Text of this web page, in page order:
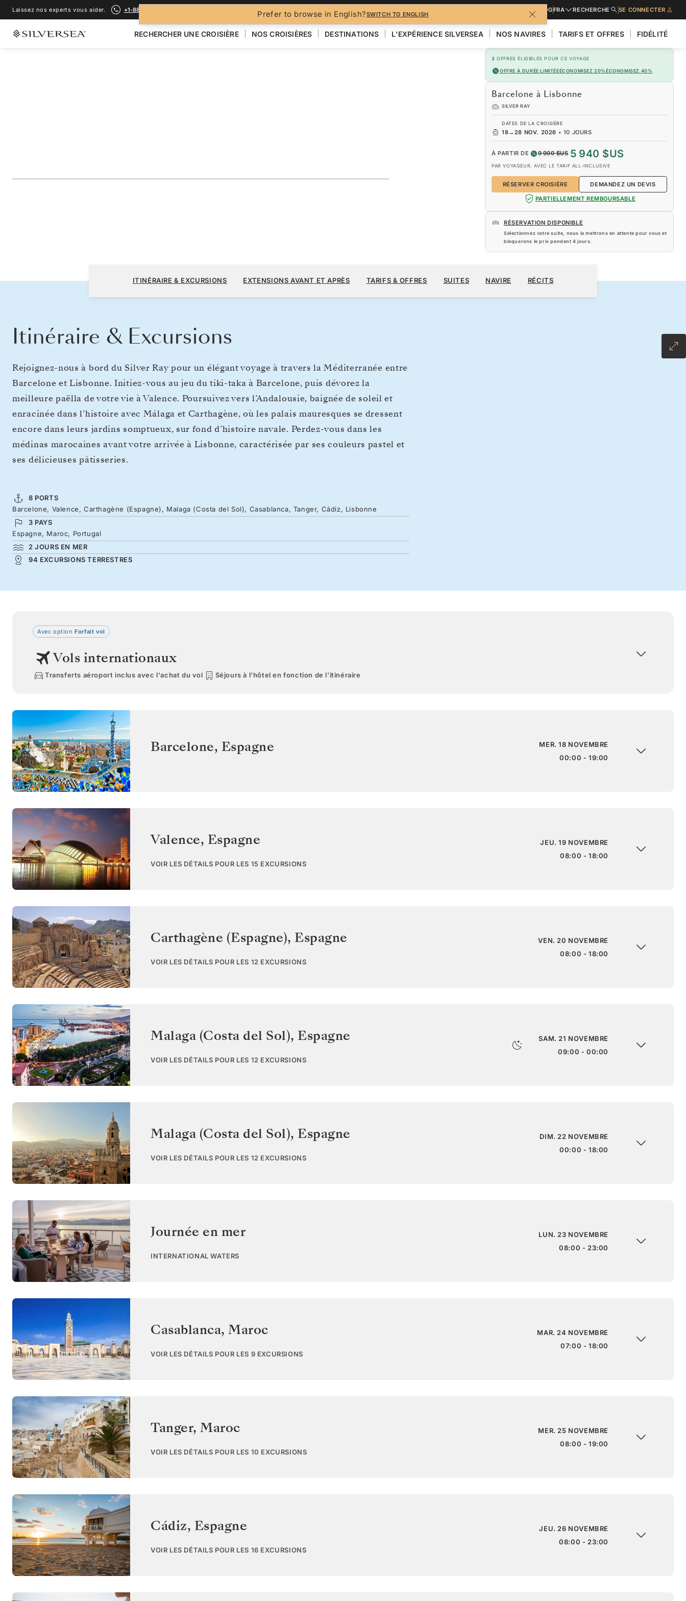
Prefer to browse in English?SWITCH TO ENGLISH
Laissez nos experts vous aider. +1-888-978-4070 BLOGFRA RECHERCHE SE CONNECTER
RECHERCHER UNE CROISIÈRE NOS CROISIÈRES DESTINATIONS L'EXPÉRIENCE SILVERSEA NOS NAVIRES TARIFS ET OFFRES FIDÉLITÉ
3 OFFRES ÉLIGIBLES POUR CE VOYAGE
OFFRE À DURÉE LIMITÉEÉCONOMISEZ 20%ÉCONOMISEZ 40%
Barcelone à Lisbonne
SILVER RAY
DATES DE LA CROISIÈRE
18→ 28 NOV. 2026 • 10 JOURS
À PARTIR DE 9 900 $US 5 940 $US
PAR VOYAGEUR, AVEC LE TARIF ALL-INCLUSIVE
RÉSERVER CROISIÈRE
DEMANDEZ UN DEVIS
PARTIELLEMENT REMBOURSABLE
RÉSERVATION DISPONIBLE
Sélectionnez votre suite, nous la mettrons en attente pour vous et
bloquerons le prix pendent4 jours.
Barcelone à Lisbonne
10 JOURS
PAR VOYAGEUR, AVEC LE TARIF ALL-INCLUSIVE
RÉSERVER CROISIÈRE
ITINÉRAIRE & EXCURSIONS EXTENSIONS AVANT ET APRÈS TARIFS & OFFRES SUITES NAVIRE RÉCITS
Itinéraire & Excursions
Rejoignez-nous à bord du Silver Ray pour un élégant voyage à travers la Méditerranée entre
Barcelone et Lisbonne. Initiez-vous au jeu du tiki-taka à Barcelone, puis dévorez la
meilleure paëlla de votre vie à Valence. Poursuivez vers l’Andalousie, baignée de soleil et
enracinée dans l’histoire avec Málaga et Carthagène, où les palais mauresques se dressent
encore dans leurs jardins somptueux, sur fond d’histoire navale. Perdez-vous dans les
médinas marocaines avant votre arrivée à Lisbonne, caractérisée par ses couleurs pastel et
ses délicieuses pâtisseries.
8 PORTS
Barcelone, Valence, Carthagène (Espagne), Malaga (Costa del Sol), Casablanca, Tanger, Cádiz, Lisbonne
3 PAYS
Espagne, Maroc, Portugal
2 JOURS EN MER
94 EXCURSIONS TERRESTRES
Avec option Forfait vol
Vols internationaux
Transferts aéroport inclus avec l'achat du vol Séjours à l'hôtel en fonction de l'itinéraire
Barcelone, Espagne
MER. 18 NOVEMBRE
00:00 - 19:00
Valence, Espagne
VOIR LES DÉTAILS POUR LES 15 EXCURSIONS
JEU. 19 NOVEMBRE
08:00 - 18:00
Carthagène (Espagne), Espagne
VOIR LES DÉTAILS POUR LES 12 EXCURSIONS
VEN. 20 NOVEMBRE
08:00 - 18:00
Malaga (Costa del Sol), Espagne
VOIR LES DÉTAILS POUR LES 12 EXCURSIONS
SAM. 21 NOVEMBRE
09:00 - 00:00
Malaga (Costa del Sol), Espagne
VOIR LES DÉTAILS POUR LES 12 EXCURSIONS
DIM. 22 NOVEMBRE
00:00 - 18:00
Journée en mer
INTERNATIONAL WATERS
LUN. 23 NOVEMBRE
08:00 - 23:00
Casablanca, Maroc
VOIR LES DÉTAILS POUR LES 9 EXCURSIONS
MAR. 24 NOVEMBRE
07:00 - 18:00
Tanger, Maroc
VOIR LES DÉTAILS POUR LES 10 EXCURSIONS
MER. 25 NOVEMBRE
08:00 - 19:00
Cádiz, Espagne
VOIR LES DÉTAILS POUR LES 16 EXCURSIONS
JEU. 26 NOVEMBRE
08:00 - 23:00